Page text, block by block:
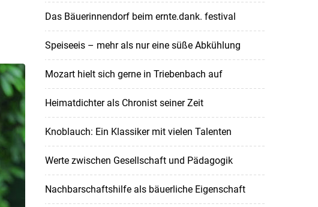
Das Bäuerinnendorf beim ernte.dank. festival
Speiseeis – mehr als nur eine süße Abkühlung
Mozart hielt sich gerne in Triebenbach auf
Heimatdichter als Chronist seiner Zeit
Knoblauch: Ein Klassiker mit vielen Talenten
Werte zwischen Gesellschaft und Pädagogik
Nachbarschaftshilfe als bäuerliche Eigenschaft